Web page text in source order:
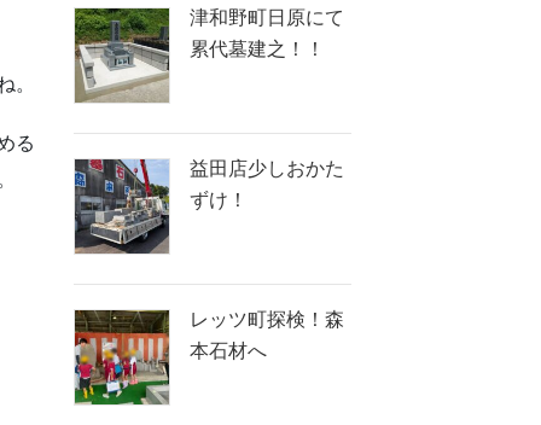
。
る
津和野町日原にて
累代墓建之！！
益田店少しおかた
ずけ！
レッツ町探検！森
本石材へ